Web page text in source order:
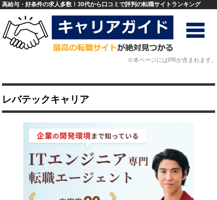
高給与・好条件の求人多数！30代から口コミで評判の転職サイトランキング
※本ページにはPRが含まれます。
レバテックキャリア